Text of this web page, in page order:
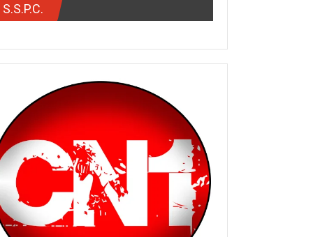
S.S.P.C.